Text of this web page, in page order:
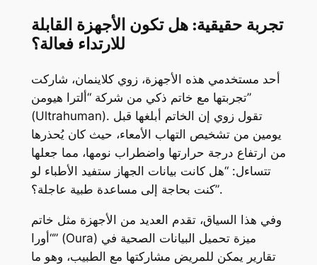
تجربة حقيقية: هل تكون الأجهزة القابلة
للارتداء فعالة؟
أحد مستخدمي هذه الأجهزة، زوي كلاينمان، شاركت
تجربتها مع خاتم ذكي من شركة “ألترا هيومن”
(Ultrahuman). تقول زوي إن الخاتم أبلغها قبل
يومين من تشخيص التهاب الأمعاء، حيث كان يُحذرها
من ارتفاع درجة حرارتها واضطراب نومها، مما جعلها
تتساءل: “هل كانت بيانات الجهاز ستفيد الأطباء لو
كنت بحاجة إلى مساعدة طبية عاجلة؟”.
وفي هذا السياق، تقدم العديد من الأجهزة مثل خاتم
“أورا” (Oura) ميزة تحميل البيانات الصحية في
تقارير يمكن للمريض مشاركتها مع الطبيب، وهو ما